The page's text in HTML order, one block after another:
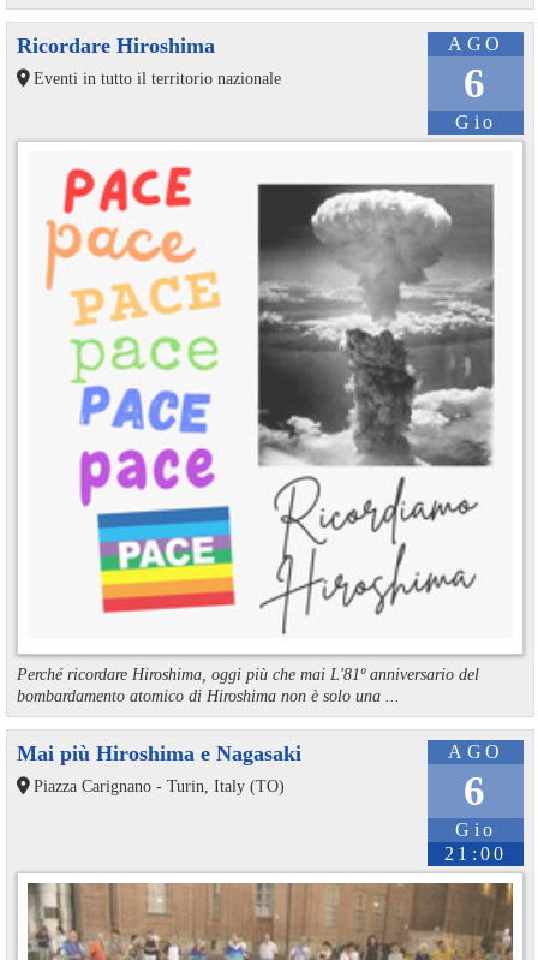
AGO
6
Gio
Ricordare Hiroshima
Eventi in tutto il territorio nazionale
Perché ricordare Hiroshima, oggi più che mai L'81º anniversario del
bombardamento atomico di Hiroshima non è solo una ...
AGO
6
Gio
21:00
Mai più Hiroshima e Nagasaki
Piazza Carignano - Turin, Italy (TO)